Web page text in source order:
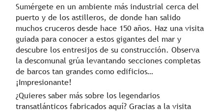
Sumérgete en un ambiente más industrial cerca del
puerto y de los astilleros, de donde han salido
muchos cruceros desde hace 150 años. Haz una visita
guiada para conocer a estos gigantes del mar y
descubre los entresijos de su construcción. Observa
la descomunal grúa levantando secciones completas
de barcos tan grandes como edificios…
¡Impresionante!
¿Quieres saber más sobre los legendarios
transatlánticos fabricados aquí? Gracias a la visita